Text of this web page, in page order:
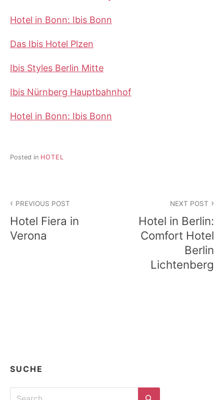
Hotel in Bonn: Ibis Bonn
Das Ibis Hotel Plzen
Ibis Styles Berlin Mitte
Ibis Nürnberg Hauptbahnhof
Hotel in Bonn: Ibis Bonn
Posted in HOTEL
PREVIOUS POST
Hotel Fiera in
Verona
NEXT POST
Hotel in Berlin:
Comfort Hotel
Berlin
Lichtenberg
SUCHE
Search